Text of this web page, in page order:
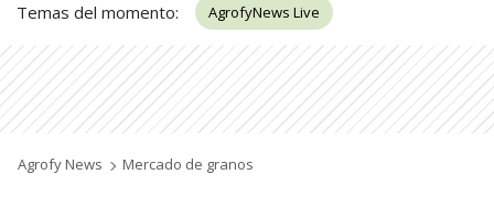
Temas del momento: AgrofyNews Live
Agrofy News Mercado de granos